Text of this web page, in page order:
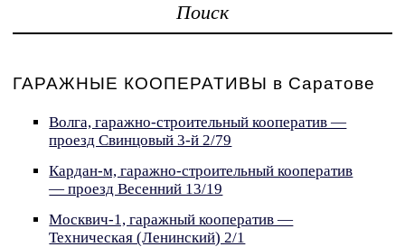
Поиск
ГАРАЖНЫЕ КООПЕРАТИВЫ в Саратове
Волга, гаражно-строительный кооператив —
проезд Свинцовый 3-й 2/79
Кардан-м, гаражно-строительный кооператив
— проезд Весенний 13/19
Москвич-1, гаражный кооператив —
Техническая (Ленинский) 2/1